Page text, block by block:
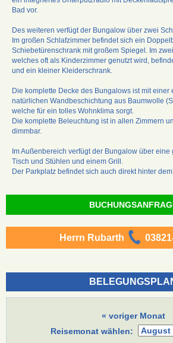
Bad vor.
Des weiteren verfügt der Bungalow über zwei
Im großen Schlafzimmer befindet sich ein
Schiebetürenschrank mit großem Spiegel. Im
welches oft als Kinderzimmer genutzt wird,
und ein kleiner Kleiderschrank.
Die komplette Decke des Bungalows ist mit einer
natürlichen Wandbeschichtung aus Baumwolle
welche für ein tolles Wohnklima sorgt.
Die komplette Beleuchtung ist in allen Zimmern
dimmbar.
Im Außenbereich verfügt der Bungalow über eine
Tisch und Stühlen und einem Grill.
Der Parkplatz befindet sich auch direkt hinter
Herrn Rubarth
« voriger Monat
Reisemonat wählen: